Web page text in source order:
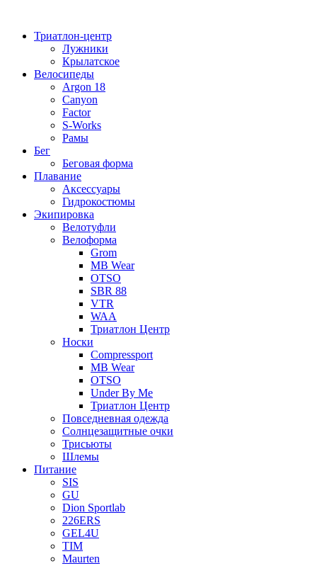
содержимому
Триатлон-центр
Лужники
Крылатское
Велосипеды
Argon 18
Canyon
Factor
S-Works
Рамы
Бег
Беговая форма
Плавание
Аксессуары
Гидрокостюмы
Экипировка
Велотуфли
Велоформа
Grom
MB Wear
OTSO
SBR 88
VTR
WAA
Триатлон Центр
Носки
Compressport
MB Wear
OTSO
Under By Me
Триатлон Центр
Повседневная одежда
Солнцезащитные очки
Трисьюты
Шлемы
Питание
SIS
GU
Dion Sportlab
226ERS
GEL4U
TIM
Maurten